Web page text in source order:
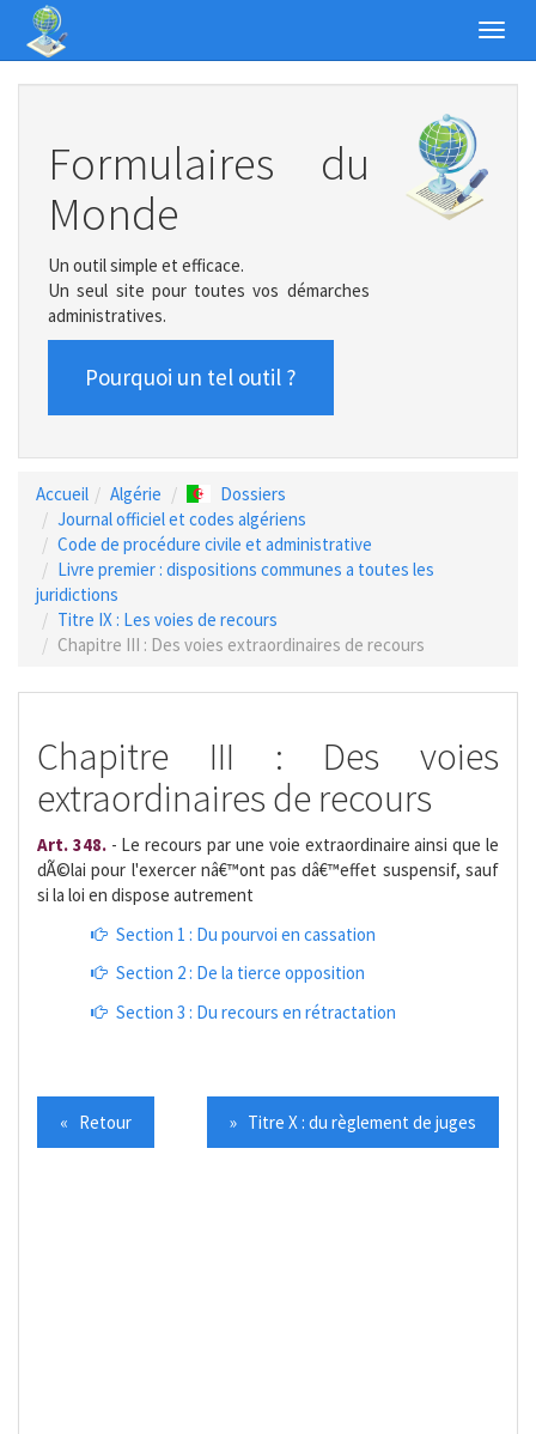
Formulaires du
Monde
Un outil simple et efficace.
Un seul site pour toutes vos démarches
administratives.
Pourquoi un tel outil ?
Accueil Algérie
Dossiers
Journal officiel et codes algériens
Code de procédure civile et administrative
Livre premier : dispositions communes a toutes les
juridictions
Titre IX : Les voies de recours
Chapitre III : Des voies extraordinaires de recours
Chapitre III : Des voies
extraordinaires de recours
Art. 348. - Le recours par une voie extraordinaire ainsi que le
dÃ©lai pour l'exercer nâ€™ont pas dâ€™effet suspensif, sauf
si la loi en dispose autrement
Section 1 : Du pourvoi en cassation
Section 2 : De la tierce opposition
Section 3 : Du recours en rétractation
« Retour » Titre X : du règlement de juges